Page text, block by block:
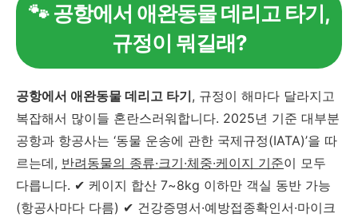
🐾 공항에서 애완동물 데리고 타기,
규정이 뭐길래?
공항에서 애완동물 데리고 타기, 규정이 해마다 달라지고
복잡해서 많이들 혼란스러워합니다. 2025년 기준 대부분
공항과 항공사는 ‘동물 운송에 관한 국제규정(IATA)’을 따
르는데, 반려동물의 종류·크기·체중·케이지 기준이 모두
다릅니다. ✔ 케이지 합산 7~8kg 이하만 객실 동반 가능
(항공사마다 다름) ✔ 건강증명서·예방접종확인서·마이크